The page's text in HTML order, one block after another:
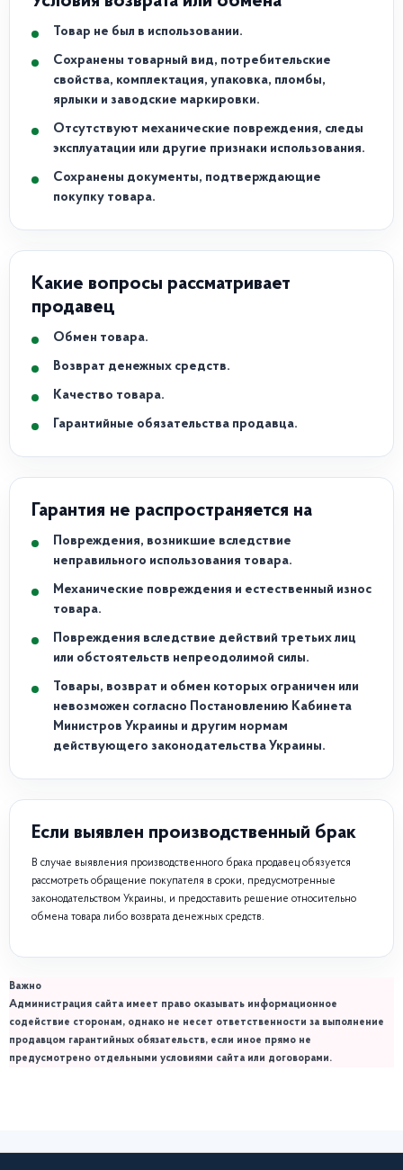
Товар не был в использовании.
Сохранены товарный вид, потребительские
свойства, комплектация, упаковка, пломбы,
ярлыки и заводские маркировки.
Отсутствуют механические повреждения, следы
эксплуатации или другие признаки использования.
Сохранены документы, подтверждающие
покупку товара.
Какие вопросы рассматривает
продавец
Обмен товара.
Возврат денежных средств.
Качество товара.
Гарантийные обязательства продавца.
Гарантия не распространяется на
Повреждения, возникшие вследствие
неправильного использования товара.
Механические повреждения и естественный износ
товара.
Повреждения вследствие действий третьих лиц
или обстоятельств непреодолимой силы.
Товары, возврат и обмен которых ограничен или
невозможен согласно Постановлению Кабинета
Министров Украины и другим нормам
действующего законодательства Украины.
Если выявлен производственный брак
В случае выявления производственного брака продавец обязуется
рассмотреть обращение покупателя в сроки, предусмотренные
законодательством Украины, и предоставить решение относительно
обмена товара либо возврата денежных средств.
Важно
Администрация сайта имеет право оказывать информационное
содействие сторонам, однако не несет ответственности за выполнение
продавцом гарантийных обязательств, если иное прямо не
предусмотрено отдельными условиями сайта или договорами.